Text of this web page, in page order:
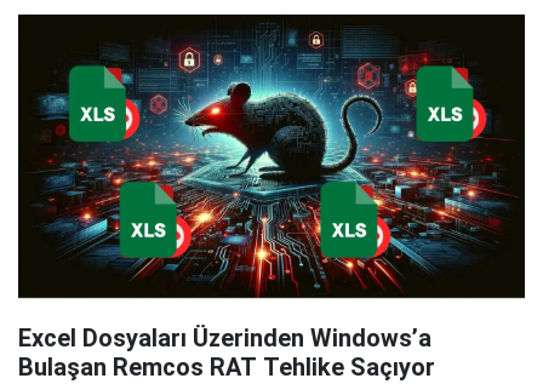
Excel Dosyaları Üzerinden Windows’a
Bulaşan Remcos RAT Tehlike Saçıyor